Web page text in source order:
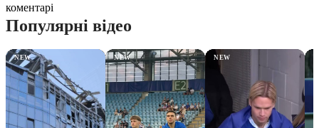
коментарі